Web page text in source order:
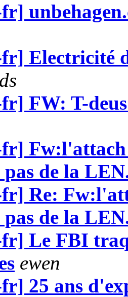
Electricité
FW: T-
de la
Re:
de la
Le FBI
ewen
25 ans